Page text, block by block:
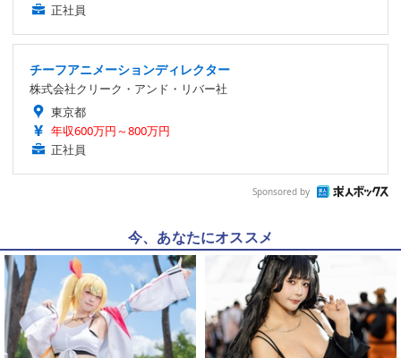
正社員
チーフアニメーションディレクター
株式会社クリーク・アンド・リバー社
東京都
年収600万円～800万円
正社員
Sponsored by
今、あなたにオススメ